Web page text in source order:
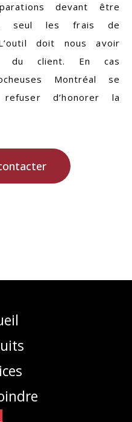
devant être
seul les frais de
doit nous avoir
du client. En cas
Montréal
se
d’honorer la